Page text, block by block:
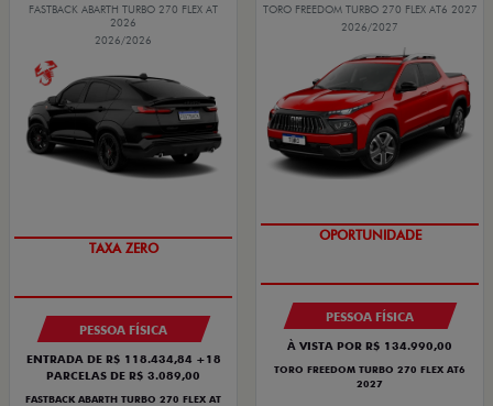
FASTBACK ABARTH TURBO 270 FLEX AT
2026
2026/2026
TAXA ZERO
PESSOA FÍSICA
ENTRADA DE R$ 118.434,84 +18
PARCELAS DE R$ 3.089,00
FASTBACK ABARTH TURBO 270 FLEX AT
TORO FREEDOM TURBO 270 FLEX AT6 2027
2026/2027
OPORTUNIDADE
PESSOA FÍSICA
À VISTA POR R$ 134.990,00
TORO FREEDOM TURBO 270 FLEX AT6
2027